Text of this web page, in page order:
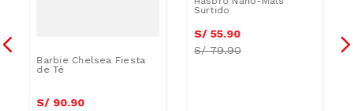
Barbie Chelsea Fiesta
de Té
S/ 90.90